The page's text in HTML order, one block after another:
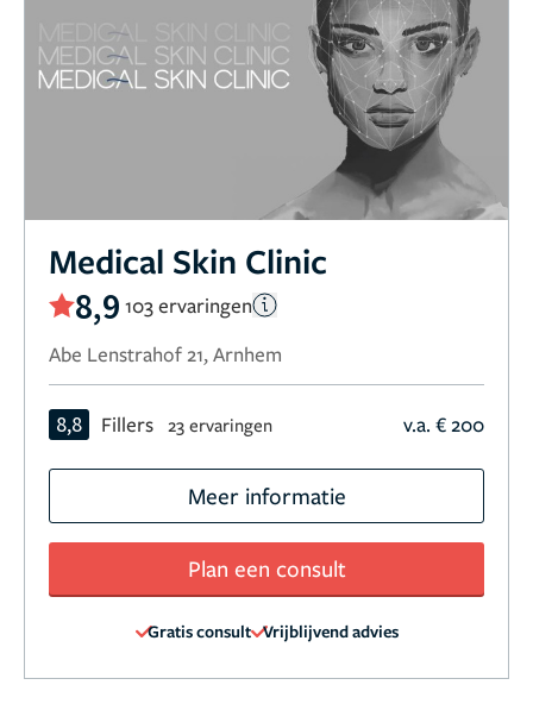
Medical Skin Clinic
8,9 103 ervaringen
Abe Lenstrahof 21, Arnhem
8,8 Fillers 23 ervaringen v.a. € 200
Meer informatie
Plan een consult
Gratis consult Vrijblijvend advies